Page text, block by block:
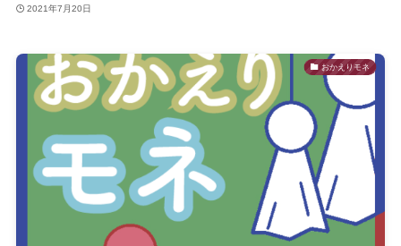
2021年7月20日
おかえりモネ